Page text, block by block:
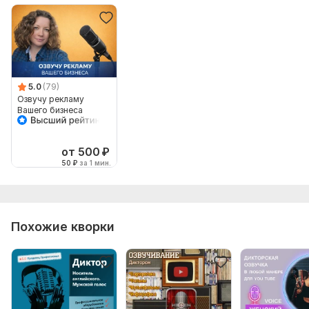
5.0 (79)
Озвучу рекламу
Вашего бизнеса
от 500 ₽
50 ₽ за 1 мин.
Похожие кворки